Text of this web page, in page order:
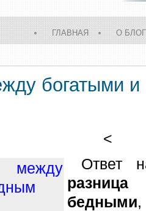
ГЛАВНАЯ О
богатыми
<
Ответ
бедными